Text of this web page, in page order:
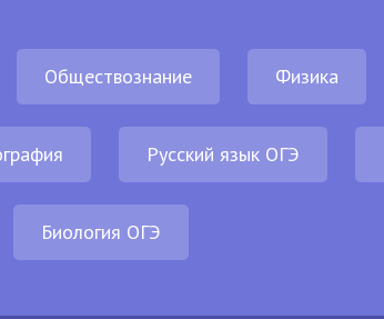
Обществознание Физика
Русский язык ОГЭ
Биология ОГЭ